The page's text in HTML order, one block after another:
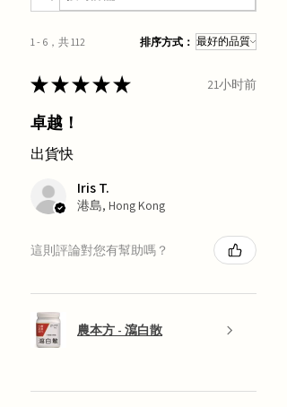
1 - 6，共 112 排序方式：
★★★★★ 21小时前
卓越！
出貨快
Iris T.
港島, Hong Kong
這則評論對您有幫助嗎？
農本方 - 瀉白散